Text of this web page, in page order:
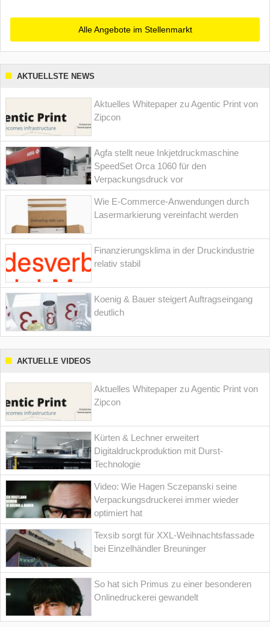
Alle Angebote im Stellenmarkt
AKTUELLSTE NEWS
Aktuelles Whitepaper zu Agentic Print von
Zipcon
Agfa stellt neue Inkjetdruckmaschine
SpeedSet Orca 1060 für den
Verpackungsdruck vor
Wie E-Commerce-Anwendungen durch
Lasermarkierung vereinfacht werden
Finanzierungsklima in der Druckindustrie
relativ stabil
Koenig & Bauer steigert Auftragseingang
deutlich
AKTUELLE VIDEOS
Aktuelles Whitepaper zu Agentic Print von
Zipcon
Kürten & Lechner erweitert
Digitaldruckproduktion mit Durst-
Technologie
Video: Wie Hagen Sczepanski seine
Verpackungsdruckerei immer wieder
optimiert hat
Texsib sorgt für XXL-Weihnachtsfassade
bei Einzelhändler Breuninger
So hat sich Primus zu einer besonderen
Onlinedruckerei gewandelt